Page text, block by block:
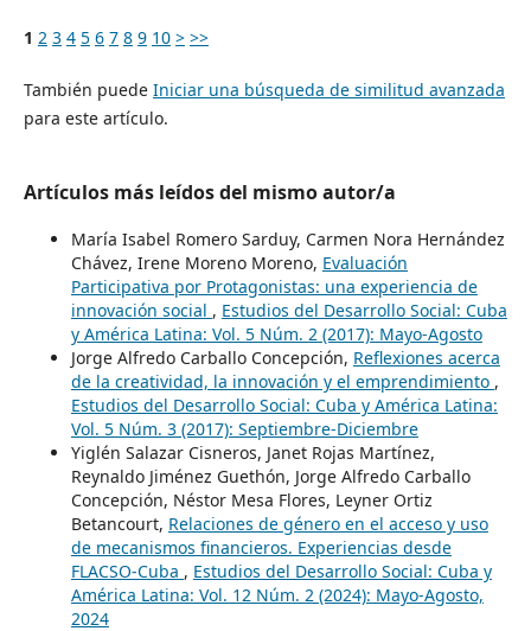
1 2 3 4 5 6 7 8 9 10 > >>
También puede Iniciar una búsqueda de similitud avanzada
para este artículo.
Artículos más leídos del mismo autor/a
María Isabel Romero Sarduy, Carmen Nora Hernández
Chávez, Irene Moreno Moreno, Evaluación
Participativa por Protagonistas: una experiencia de
innovación social , Estudios del Desarrollo Social: Cuba
y América Latina: Vol. 5 Núm. 2 (2017): Mayo-Agosto
Jorge Alfredo Carballo Concepción, Reflexiones acerca
de la creatividad, la innovación y el emprendimiento ,
Estudios del Desarrollo Social: Cuba y América Latina:
Vol. 5 Núm. 3 (2017): Septiembre-Diciembre
Yiglén Salazar Cisneros, Janet Rojas Martínez,
Reynaldo Jiménez Guethón, Jorge Alfredo Carballo
Concepción, Néstor Mesa Flores, Leyner Ortiz
Betancourt, Relaciones de género en el acceso y uso
de mecanismos financieros. Experiencias desde
FLACSO-Cuba , Estudios del Desarrollo Social: Cuba y
América Latina: Vol. 12 Núm. 2 (2024): Mayo-Agosto,
2024